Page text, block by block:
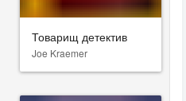
Товарищ детектив
Joe Kraemer